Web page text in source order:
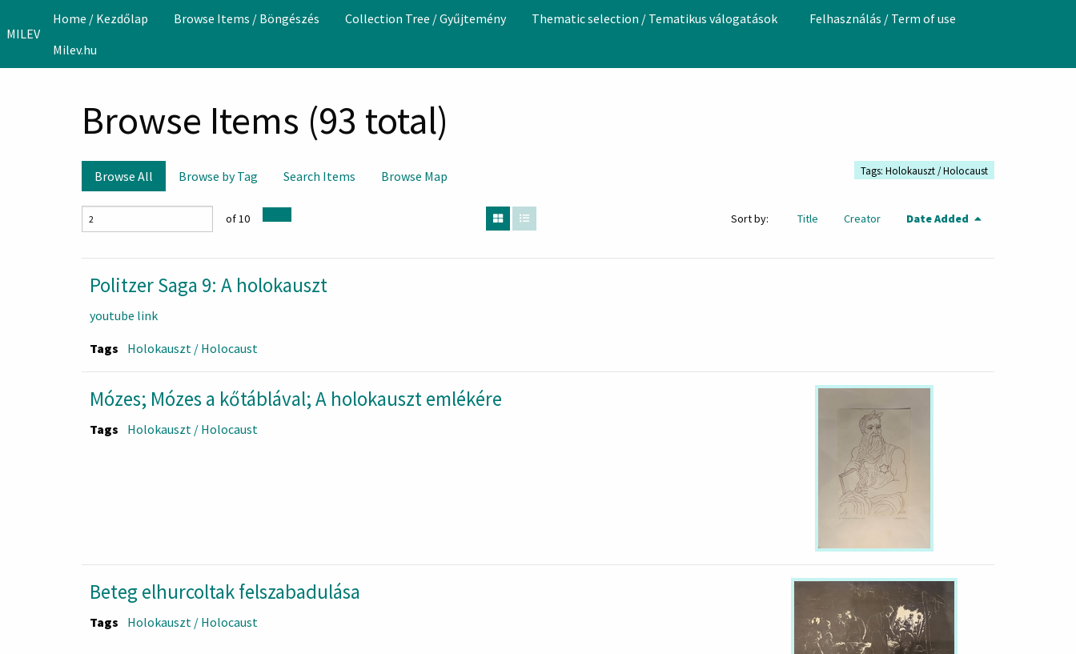
MILEV
Home / Kezdőlap Browse Items / Böngészés Collection Tree / Gyűjtemény Thematic selection / Tematikus válogatások
Felhasználás / Term of use
Milev.hu
Browse Items (93 total)
Browse All Browse by Tag Search Items Browse Map Tags: Holokauszt / Holocaust
of 10 Sort by: Title Creator Date Added
Politzer Saga 9: A holokauszt
youtube link
Tags Holokauszt / Holocaust
Mózes; Mózes a kőtáblával; A holokauszt emlékére
Tags Holokauszt / Holocaust
Beteg elhurcoltak felszabadulása
Tags Holokauszt / Holocaust